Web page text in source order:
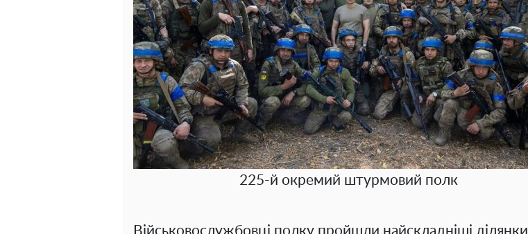
225-й окремий штурмовий полк
Військовослужбовці полку пройшли найскладніші ділянки